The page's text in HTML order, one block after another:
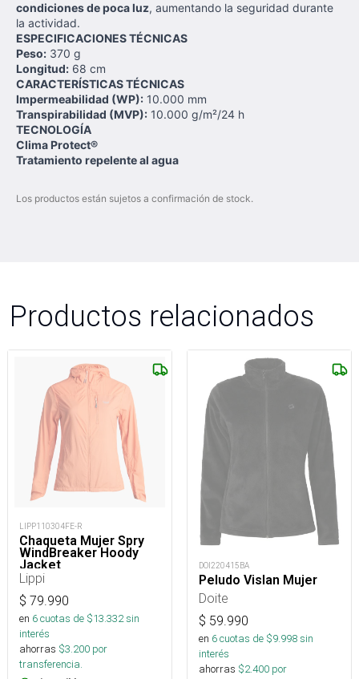
condiciones de poca luz, aumentando la seguridad durante
la actividad.
ESPECIFICACIONES TÉCNICAS
Peso: 370 g
Longitud: 68 cm
CARACTERÍSTICAS TÉCNICAS
Impermeabilidad (WP): 10.000 mm
Transpirabilidad (MVP): 10.000 g/m²/24 h
TECNOLOGÍA
Clima Protect®
Tratamiento repelente al agua
Los productos están sujetos a confirmación de stock.
Productos relacionados
LIPP110304FE-R
Chaqueta Mujer Spry
WindBreaker Hoody
Jacket
Lippi
$ 79.990
en 6cuotas de $13.332sin
interés
ahorras $3.200 por
transferencia.
DOI220415BA
Peludo Vislan Mujer
Doite
$ 59.990
en 6cuotas de $9.998sin
interés
ahorras $2.400 por